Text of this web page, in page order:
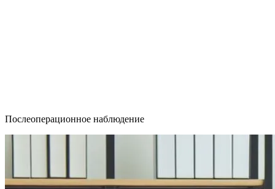
Послеоперационное наблюдение